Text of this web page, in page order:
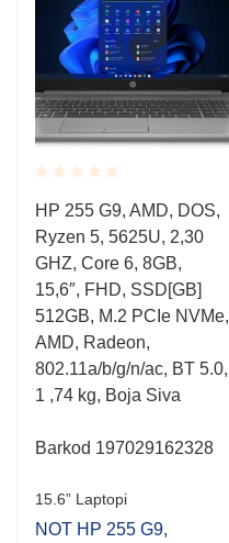
Rated
0.001
out
of
5
HP 255 G9, AMD, DOS,
Ryzen 5, 5625U, 2,30
GHZ, Core 6, 8GB,
15,6″, FHD, SSD[GB]
512GB, M.2 PCIe NVMe,
AMD, Radeon,
802.11a/b/g/n/ac, BT 5.0,
1 ,74 kg, Boja Siva
Barkod 197029162328
15.6” Laptopi
NOT HP 255 G9,